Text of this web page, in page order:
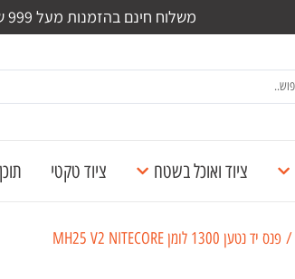
משלוח חינם בהזמנות מעל 999 ש"ח | ניתן לבצע איסוף עצמי מהסניף
ציוד ואוכל בשטח ציוד טקטי
/ פנס יד נטען 1300 לומן MH25 V2 NITECORE